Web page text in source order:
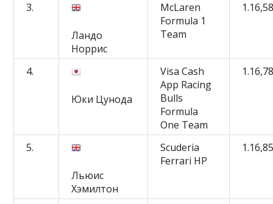
3.
Ландо
Норрис
McLaren
Formula 1
Team
4.
Юки Цунода
Visa Cash
App Racing
Bulls
Formula
One Team
5.
Льюис
Хэмилтон
Scuderia
Ferrari HP